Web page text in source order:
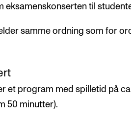
eksamenskonserten til
samme ordning som for
et program med spilletid på
50 minutter).